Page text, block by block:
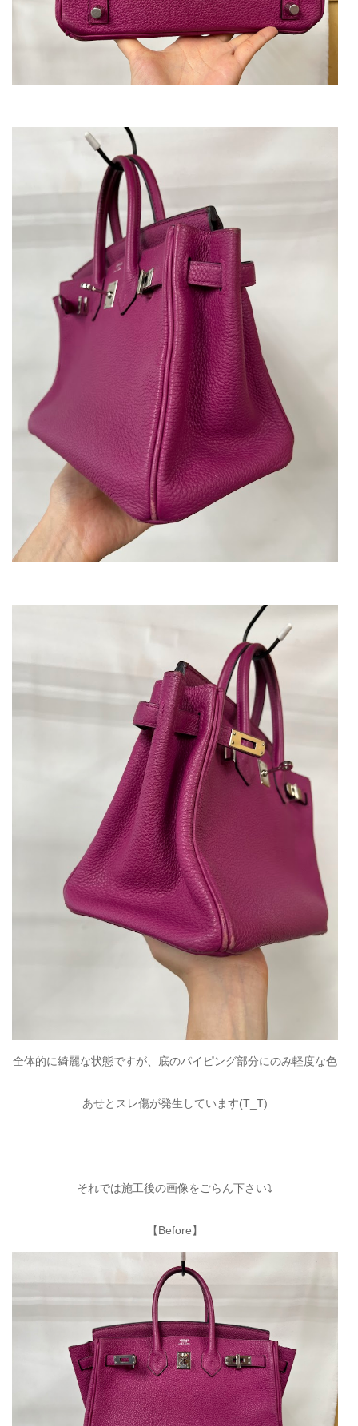
全体的に綺麗な状態ですが、底のパイピング部分にのみ軽度な色
あせとスレ傷が発生しています(T_T)
それでは施工後の画像をごらん下さい⤵
【Before】